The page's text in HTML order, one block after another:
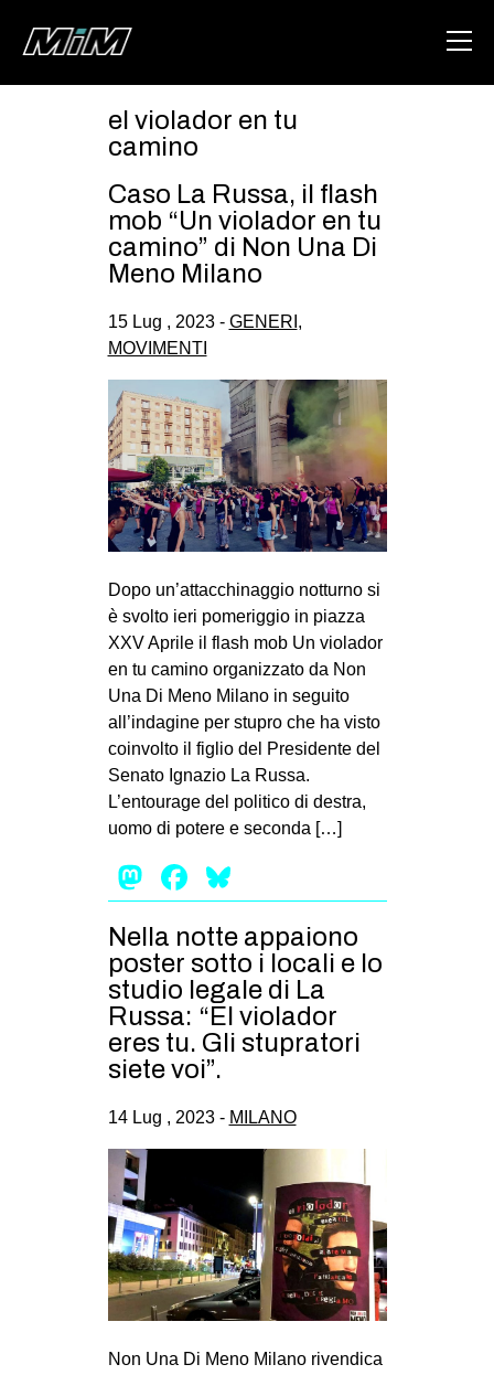
ABOUT
AREA
DEGENERAZIONE
GAZA FREESTYLE
CSOA LAMBRETTA
MSM
STUDENTI TSUNAMI
ZAM
MILANO
MOBILITAZIONI
SPAZI
SPORT POPOLARE
MOVIMENTI
AMBIENTE
ANTIFASCISMO
DIRITTO ALL’ABITARE
GENERI
PRECARIATO
REPRESSIONE
STUDENTI
CULTURE
ARTE
MANIFESTI
RECENSIONI
INTERNAZIONALE
AFRICA
AMERICHE
ESTREMO ORIENTE
el violador en tu
camino
Caso La Russa, il flash
mob “Un violador en tu
camino” di Non Una Di
Meno Milano
15 Lug , 2023 - GENERI ,
MOVIMENTI
Dopo un’attacchinaggio notturno si
è svolto ieri pomeriggio in piazza
XXV Aprile il flash mob Un violador
en tu camino organizzato da Non
Una Di Meno Milano in seguito
all’indagine per stupro che ha visto
coinvolto il figlio del Presidente del
Senato Ignazio La Russa.
L’entourage del politico di destra,
uomo di potere e seconda […]
Mastodon
Facebook
Nella notte appaiono
poster sotto i locali e lo
studio legale di La
Russa: “El violador
eres tu. Gli stupratori
siete voi”.
14 Lug , 2023 - MILANO
Non Una Di Meno Milano rivendica